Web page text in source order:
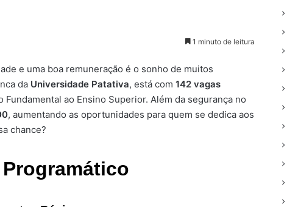
1 minuto de leitura
e uma boa remuneração é o sonho de muitos
da Universidade Patativa, está com 142 vagas
ao Ensino Superior. Além da segurança no
, aumentando as oportunidades para quem se dedica aos
chance?